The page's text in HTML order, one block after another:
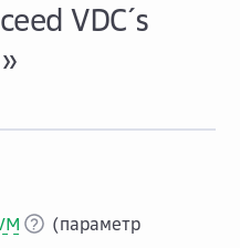
VDC´s
(параметр